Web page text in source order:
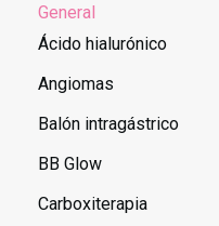
General
Ácido hialurónico
Angiomas
Balón intragástrico
BB Glow
Carboxiterapia